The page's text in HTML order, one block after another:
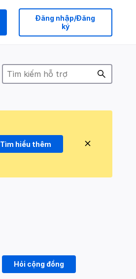
Đăng nhập/Đăng
ký
Tìm hiểu thêm
Hỏi cộng đồng